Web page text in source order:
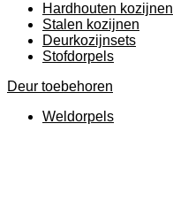
Hardhouten kozijnen
Stalen kozijnen
Deurkozijnsets
Stofdorpels
Deur toebehoren
Weldorpels